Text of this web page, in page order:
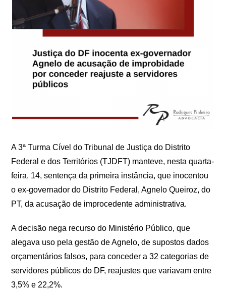
A 3ª Turma Cível do Tribunal de Justiça do Distrito
Federal e dos Territórios (TJDFT) manteve, nesta quarta-
feira, 14, sentença da primeira instância, que inocentou
o ex-governador do Distrito Federal, Agnelo Queiroz, do
PT, da acusação de improcedente administrativa.
A decisão nega recurso do Ministério Público, que
alegava uso pela gestão de Agnelo, de supostos dados
orçamentários falsos, para conceder a 32 categorias de
servidores públicos do DF, reajustes que variavam entre
3,5% e 22,2%.